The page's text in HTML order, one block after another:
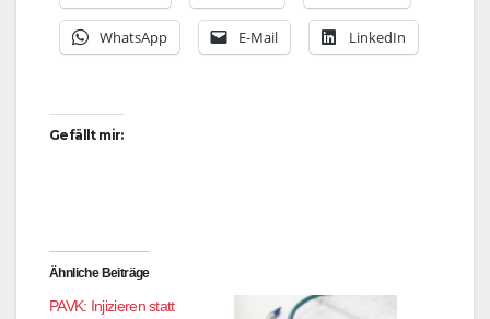
WhatsApp E-Mail LinkedIn
Gefällt mir:
Ähnliche Beiträge
PAVK: Injizieren statt